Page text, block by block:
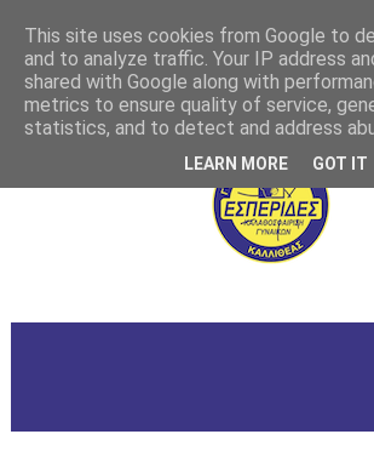
This site uses cookies from Google to
and to analyze traffic. Your IP address
shared with Google along with
metrics to ensure quality of service,
statistics, and to detect and address
LEARN MORE GOT IT